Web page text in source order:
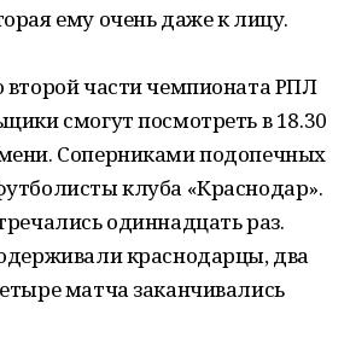
ему очень даже к лицу.
второй части чемпионата РПЛ
смогут посмотреть в 18.30
Соперниками подопечных
клуба «Краснодар».
одиннадцать раз.
краснодарцы, два
матча заканчивались